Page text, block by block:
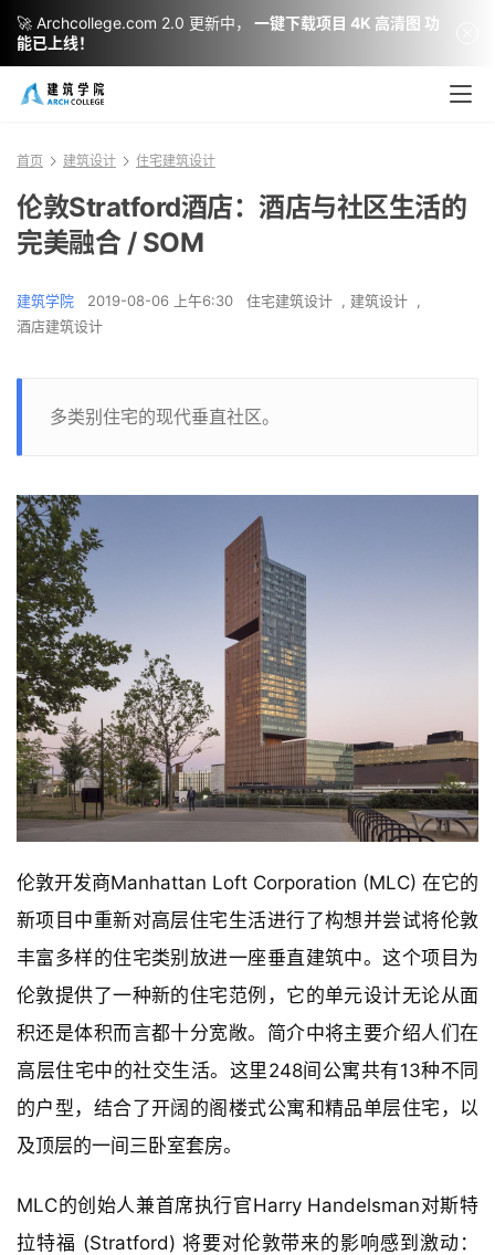
首页 建筑设计 住宅建筑设计
伦敦Stratford酒店：酒店与社区生活的
完美融合 / SOM
建筑学院 2019-08-06 上午6:30 住宅建筑设计 , 建筑设计 ,
酒店建筑设计
多类别住宅的现代垂直社区。
伦敦开发商Manhattan Loft Corporation (MLC) 在它的
新项目中重新对高层住宅生活进行了构想并尝试将伦敦
丰富多样的住宅类别放进一座垂直建筑中。这个项目为
伦敦提供了一种新的住宅范例，它的单元设计无论从面
积还是体积而言都十分宽敞。简介中将主要介绍人们在
高层住宅中的社交生活。这里248间公寓共有13种不同
的户型，结合了开阔的阁楼式公寓和精品单层住宅，以
及顶层的一间三卧室套房。
MLC的创始人兼首席执行官Harry Handelsman对斯特
拉特福 (Stratford) 将要对伦敦带来的影响感到激动：
🚀 Archcollege.com 2.0 更新中，
一键下载项目 4K 高清图 功
能已上线！